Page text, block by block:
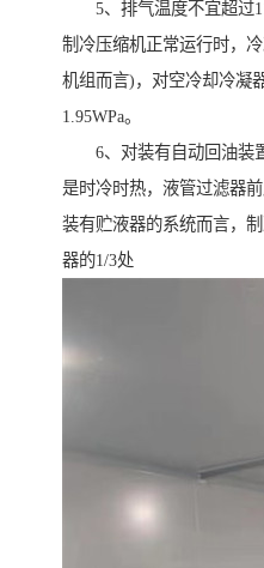
5、排气温度不宜超过
制冷压缩机正常运行时，
机组而言)，对空冷却冷凝
1.95WPa。
6、对装有自动回油装
是时冷时热，液管过滤器
装有贮液器的系统而言，
器的1/3处